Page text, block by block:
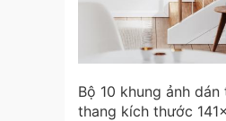
Bộ 10 khung ảnh
thang kích thước